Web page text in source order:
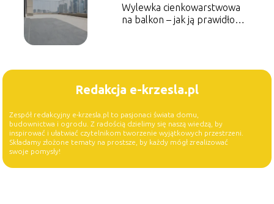
Wylewka cienkowarstwowa
na balkon – jak ją prawidłowo
Redakcja e-krzesla.pl
Zespół redakcyjny e-krzesla.pl to pasjonaci świata domu,
budownictwa i ogrodu. Z radością dzielimy się naszą wiedzą, by
inspirować i ułatwiać czytelnikom tworzenie wyjątkowych przestrzeni.
Składamy złożone tematy na prostsze, by każdy mógł zrealizować
swoje pomysły!